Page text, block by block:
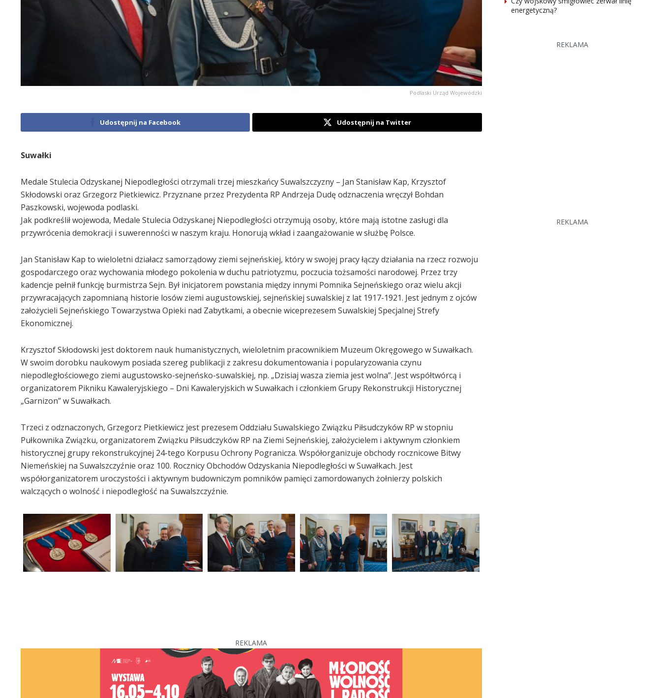
Podlaski Urząd Wojewódzki
Udostępnij na Facebook Udostępnij na Twitter
Suwałki
Medale Stulecia Odzyskanej Niepodległości otrzymali trzej mieszkańcy Suwalszczyzny – Jan Stanisław Kap, Krzysztof
Skłodowski oraz Grzegorz Pietkiewicz. Przyznane przez Prezydenta RP Andrzeja Dudę odznaczenia wręczył Bohdan
Paszkowski, wojewoda podlaski.
Jak podkreślił wojewoda, Medale Stulecia Odzyskanej Niepodległości otrzymują osoby, które mają istotne zasługi dla
przywrócenia demokracji i suwerenności w naszym kraju. Honorują wkład i zaangażowanie w służbę Polsce.
Jan Stanisław Kap to wieloletni działacz samorządowy ziemi sejneńskiej, który w swojej pracy łączy działania na rzecz rozwoju
gospodarczego oraz wychowania młodego pokolenia w duchu patriotyzmu, poczucia tożsamości narodowej. Przez trzy
kadencje pełnił funkcję burmistrza Sejn. Był inicjatorem powstania między innymi Pomnika Sejneńskiego oraz wielu akcji
przywracających zapomnianą historie losów ziemi augustowskiej, sejneńskiej suwalskiej z lat 1917-1921. Jest jednym z ojców
założycieli Sejneńskiego Towarzystwa Opieki nad Zabytkami, a obecnie wiceprezesem Suwalskiej Specjalnej Strefy
Ekonomicznej.
Krzysztof Skłodowski jest doktorem nauk humanistycznych, wieloletnim pracownikiem Muzeum Okręgowego w Suwałkach.
W swoim dorobku naukowym posiada szereg publikacji z zakresu dokumentowania i popularyzowania czynu
niepodległościowego ziemi augustowsko-sejneńsko-suwalskiej, np. „Dzisiaj wasza ziemia jest wolna”. Jest współtwórcą i
organizatorem Pikniku Kawaleryjskiego – Dni Kawaleryjskich w Suwałkach i członkiem Grupy Rekonstrukcji Historycznej
„Garnizon” w Suwałkach.
Trzeci z odznaczonych, Grzegorz Pietkiewicz jest prezesem Oddziału Suwalskiego Związku Piłsudczyków RP w stopniu
Pułkownika Związku, organizatorem Związku Piłsudczyków RP na Ziemi Sejneńskiej, założycielem i aktywnym członkiem
historycznej grupy rekonstrukcyjnej 24-tego Korpusu Ochrony Pogranicza. Współorganizuje obchody rocznicowe Bitwy
Niemeńskiej na Suwalszczyźnie oraz 100. Rocznicy Obchodów Odzyskania Niepodległości w Suwałkach. Jest
współorganizatorem uroczystości i aktywnym budowniczym pomników pamięci zamordowanych żołnierzy polskich
walczących o wolność i niepodległość na Suwalszczyźnie.
REKLAMA
energetyczną?
REKLAMA
REKLAMA